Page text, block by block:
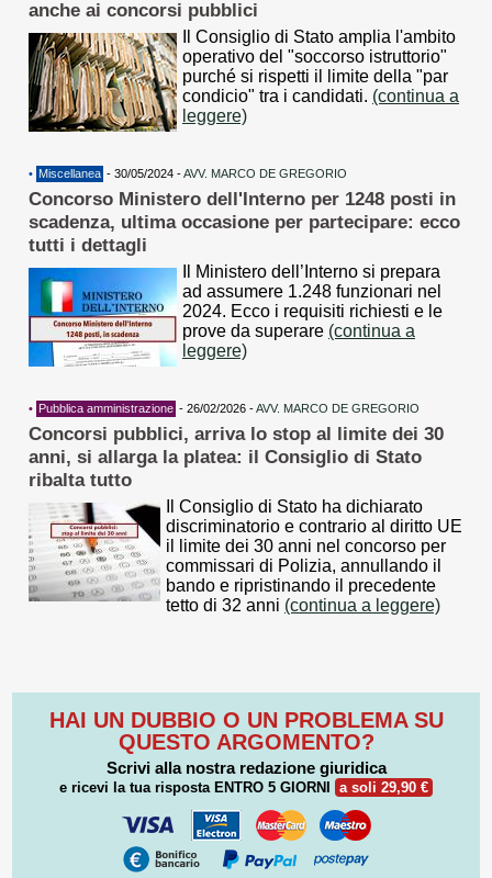
anche ai concorsi pubblici
Il Consiglio di Stato amplia l'ambito
operativo del "soccorso istruttorio"
purché si rispetti il limite della "par
condicio" tra i candidati. (continua a
leggere)
• Miscellanea - 30/05/2024 -AVV. MARCO DE GREGORIO
Concorso Ministero dell'Interno per 1248 posti in
scadenza, ultima occasione per partecipare: ecco
tutti i dettagli
Il Ministero dell’Interno si prepara
ad assumere 1.248 funzionari nel
2024. Ecco i requisiti richiesti e le
prove da superare (continua a
leggere)
• Pubblica amministrazione - 26/02/2026 -AVV. MARCO DE GREGORIO
Concorsi pubblici, arriva lo stop al limite dei 30
anni, si allarga la platea: il Consiglio di Stato
ribalta tutto
Il Consiglio di Stato ha dichiarato
discriminatorio e contrario al diritto UE
il limite dei 30 anni nel concorso per
commissari di Polizia, annullando il
bando e ripristinando il precedente
tetto di 32 anni (continua a leggere)
HAI UN DUBBIO O UN PROBLEMA SU
QUESTO ARGOMENTO?
Scrivi alla nostra redazione giuridica
e ricevi la tua risposta ENTRO 5 GIORNI a soli 29,90 €